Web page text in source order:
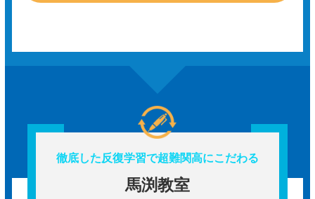
徹底した反復学習で超難関高にこだわる
馬渕教室